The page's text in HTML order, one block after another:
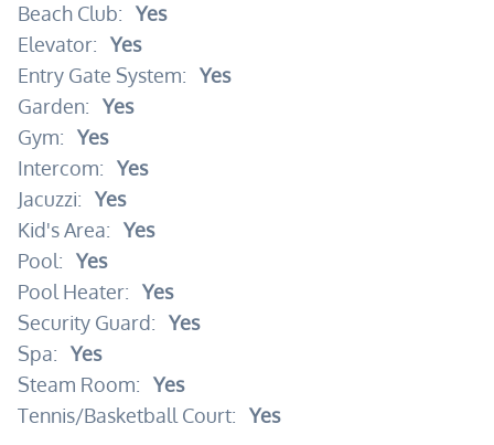
Beach Club: Yes
Elevator: Yes
Entry Gate System: Yes
Garden: Yes
Gym: Yes
Intercom: Yes
Jacuzzi: Yes
Kid's Area: Yes
Pool: Yes
Pool Heater: Yes
Security Guard: Yes
Spa: Yes
Steam Room: Yes
Tennis/Basketball Court: Yes